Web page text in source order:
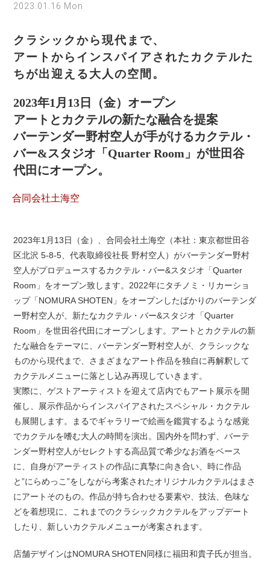
2023.01.16 Mon
クラシックから現代まで、
アートからインスパイアされたカクテルた
ちが出迎える大人の空間。
2023年1月13日（金）オープン
アートとカクテルの新たな融合を提案
バーテンダー野村空人が手がけるカクテル・
バー&スタジオ「Quarter Room」が世田谷
代田にオープン。
合同会社土海空
2023年1月13日（金）、合同会社土海空（本社：東京都世田谷
区北沢 5-8-5、代表取締役社長 野村空人）がバーテンダー野村
空人がプロデュースするカクテル・バー&スタジオ「Quarter
Room」をオープン致します。2022年にタチノミ・リカーショ
ップ「NOMURA SHOTEN」をオープンしたばかりのバーテンダ
ー野村空人が、新たなカクテル・バー&スタジオ「Quarter
Room」を世田谷代田にオープンします。アートとカクテルの新
たな融合をテーマに、バーテンダー野村空人が、クラシックな
ものから現代まで、さまざまなアート作品を独自に再解釈して
カクテルメニューに落とし込み再現していきます。
実際に、ゲストアーティストを迎えて店内でもアート展示を開
催し、展示作品からインスパイアされたスペシャル・カクテル
も展開します。まるでギャラリーで絵画を鑑賞するような感覚
でカクテルを嗜む大人の時間を演出。国内外を問わず、バーテ
ンダー野村空人がセレクトする高品質で希少なお酒をベース
に、自身がアーティストの作品に真摯に向き合い、時に作品
と”にらめっこ”をしながら考案されたオリジナルカクテルはまさ
にアートそのもの。作品が持ち合わせる要素や、技法、色味な
どを着想現に、これまでのクラシックカクテルをアップデート
したり、新しいカクテルメニューが考案されます。
店舗デザインはNOMURA SHOTEN同様に福田和貴子氏が担当。